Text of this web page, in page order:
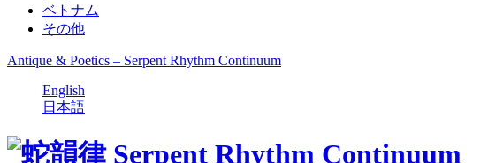
ベトナム
その他
Antique & Poetics – Serpent Rhythm Continuum
English
日本語